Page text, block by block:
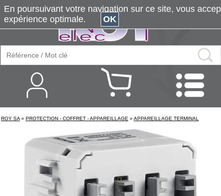
ROY SA » PROTECTION - COFFRET - APPAREILLAGE » APPAREILLAGE TERMINAL
En poursuivant votre navigation sur ce site, vous
expérience optimale.
OK